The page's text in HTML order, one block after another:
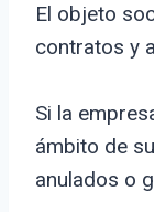
El objeto
contratos y
Si la
ámbito de
anulados o